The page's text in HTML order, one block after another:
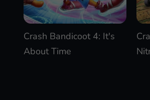
Crash Bandicoot 4: It's
About Time